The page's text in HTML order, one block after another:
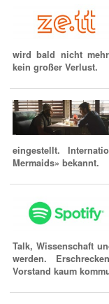
wird bald nicht
kein großer Verlust.
eingestellt.
Mermaids» bekannt.
Talk, Wissenschaft
werden.
Vorstand kaum